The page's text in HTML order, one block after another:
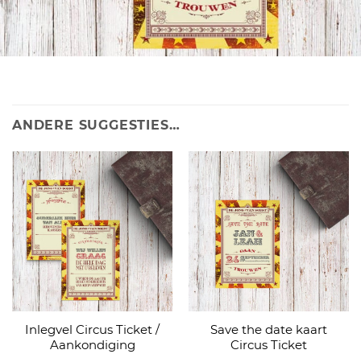
ANDERE SUGGESTIES…
Inlegvel Circus Ticket /
Aankondiging
Save the date kaart
Circus Ticket